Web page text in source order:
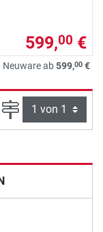
599,00 €
Neuware ab599,00 €
Seite